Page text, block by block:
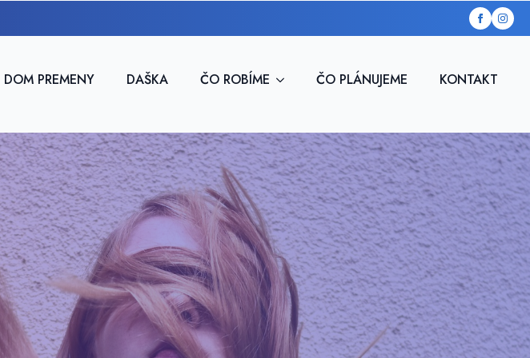
DOM PREMENY DAŠKA ČO ROBÍME ČO PLÁNUJEME KONTAKT